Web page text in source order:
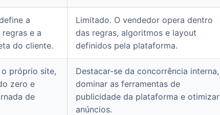
a
e a
do cliente.
Limitado. O vendedor opera dentro
das regras, algoritmos e layout
definidos pela plataforma.
próprio site,
zero e
de
Destacar-se da concorrência interna,
dominar as ferramentas de
publicidade da plataforma e otimizar
anúncios.